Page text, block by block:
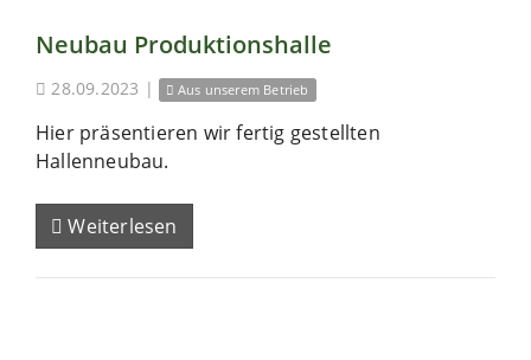
Neubau Produktionshalle
28.09.2023 | Aus unserem Betrieb
Hier präsentieren wir fertig gestellten
Hallenneubau.
Weiterlesen